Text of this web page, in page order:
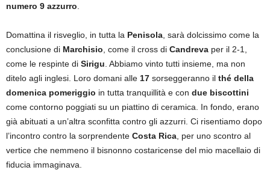
numero 9 azzurro
Domattina il risveglio, in tutta la Penisola , sarà dolcissimo come la
conclusione di Marchisio , come il cross di Candreva per il 2-1,
come le respinte di Sirigu . Abbiamo vinto tutti insieme, ma non
ditelo agli inglesi. Loro domani alle 17 sorseggeranno il thé della
domenica pomeriggio in tutta tranquillità e con due biscottini
come contorno poggiati su un piattino di ceramica. In fondo, erano
già abituati a un’altra sconfitta contro gli azzurri. Ci risentiamo dopo
l’incontro contro la sorprendente Costa Rica , per uno scontro al
vertice che nemmeno il bisnonno costaricense del mio macellaio di
fiducia immaginava.